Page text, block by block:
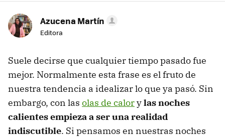
Azucena Martín
Editora
Suele decirse que cualquier tiempo pasado fue
mejor. Normalmente esta frase es el fruto de
nuestra tendencia a idealizar lo que ya pasó. Sin
embargo, con las olas de calorylas noches
calientes empieza a ser una realidad
indiscutible. Si pensamos en nuestras noches